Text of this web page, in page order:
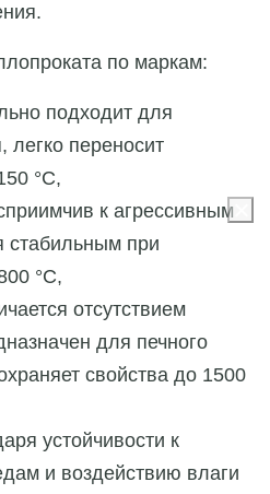
по маркам:
подходит для
легко переносит
°C,
к агрессивным
стабильным при
°C,
отсутствием
для печного
свойства до 1500
устойчивости к
и воздействию влаги